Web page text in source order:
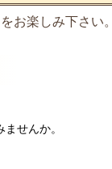
お楽しみ下さい。
せんか。